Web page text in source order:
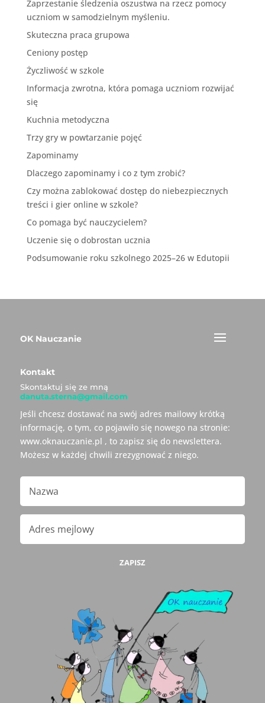
Zaprzestanie śledzenia oszustwa na rzecz pomocy
uczniom w samodzielnym myśleniu.
Skuteczna praca grupowa
Ceniony postęp
Życzliwość w szkole
Informacja zwrotna, która pomaga uczniom rozwijać
się
Kuchnia metodyczna
Trzy gry w powtarzanie pojęć
Zapominamy
Dlaczego zapominamy i co z tym zrobić?
Czy można zablokować dostęp do niebezpiecznych
treści i gier online w szkole?
Co pomaga być nauczycielem?
Uczenie się o dobrostan ucznia
Podsumowanie roku szkolnego 2025–26 w Edutopii
OK Nauczanie
Kontakt
Skontaktuj się ze mną
danuta.sterna@gmail.com
Jeśli chcesz dostawać na swój adres mailowy krótką
informację, o tym, co pojawiło się nowego na stronie:
www.oknauczanie.pl , to zapisz się do newslettera.
Możesz w każdej chwili zrezygnować z niego.
ZAPISZ